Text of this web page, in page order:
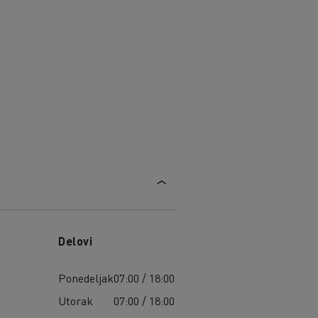
Delovi
Ponedeljak07:00 / 18:00
Utorak
07:00 / 18:00